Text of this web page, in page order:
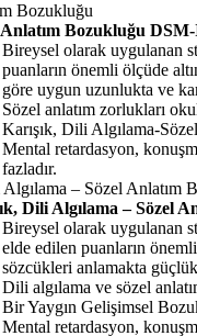
Bozukluğu
Anlatım Bozukluğu
Bireysel olarak uygulanan
puanların önemli ölçüde
göre uygun uzunlukta ve
Sözel anlatım zorlukları
Karışık, Dili Algılama-
Mental retardasyon,
fazladır.
Algılama – Sözel Anlatım
Dili Algılama – Sözel
Bireysel olarak uygulanan
elde edilen puanların
sözcükleri anlamakta
Dili algılama ve sözel
Bir Yaygın Gelişimsel
Mental retardasyon,